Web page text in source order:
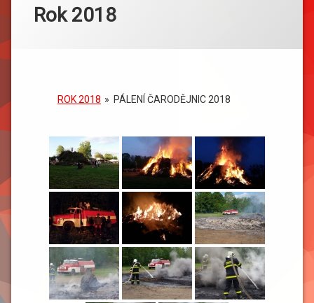
Rok 2018
ROK 2018 » PÁLENÍ ČARODĚJNIC 2018